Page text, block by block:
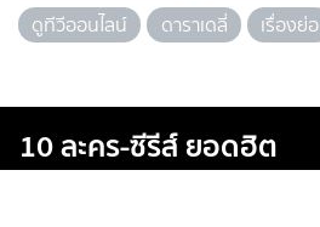
ดูทีวีออนไลน์
ดาราเดลี่ เรื่องย่อ
10 ละคร-ซีรีส์ ยอดฮิต